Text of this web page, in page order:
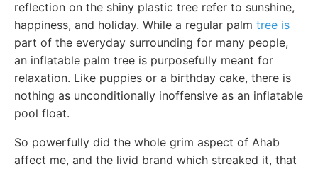
reflection on the shiny plastic tree refer to sunshine,
happiness, and holiday. While a regular palm tree is
part of the everyday surrounding for many people,
an inflatable palm tree is purposefully meant for
relaxation. Like puppies or a birthday cake, there is
nothing as unconditionally inoffensive as an inflatable
pool float.
So powerfully did the whole grim aspect of Ahab
affect me, and the livid brand which streaked it, that